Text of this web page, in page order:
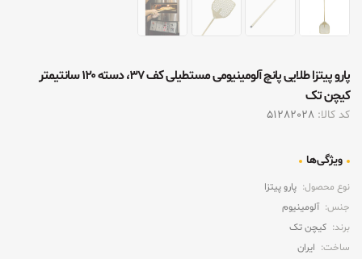
پارو پیتزا طلایی پانچ آلومینیومی مستطیلی کف ۳۷، دسته ۱۲۰ سانتیمتر
کیچن تک
کد کالا: 51282028
ویژگی‌ها
نوع محصول: پارو پیتزا
جنس: آلومینیوم
برند: کیچن تک
ساخت: ایران